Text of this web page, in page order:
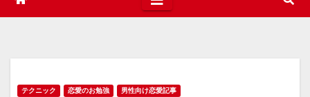
テクニック 恋愛のお勉強 男性向け恋愛記事